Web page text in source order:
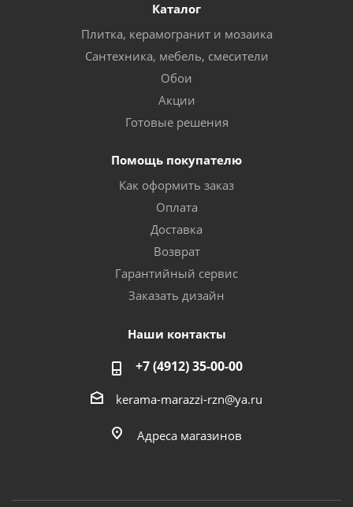
Каталог
Плитка, керамогранит и мозаика
Сантехника, мебель, смесители
Обои
Акции
Готовые решения
Помощь покупателю
Как оформить заказ
Оплата
Доставка
Возврат
Гарантийный сервис
Заказать дизайн
Наши контакты
+7 (4912) 35-00-00
kerama-marazzi-rzn@ya.ru
Адреса магазинов